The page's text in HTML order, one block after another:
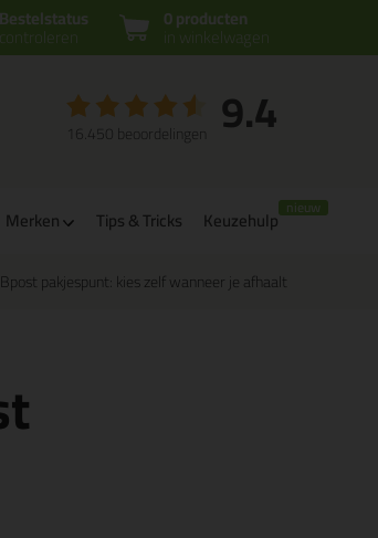
0 producten
in winkelwagen
Bestelstatus
controleren
9.4
16.450 beoordelingen
Merken Tips & Tricks Keuzehulp
Bpost pakjespunt: kies zelf wanneer je afhaalt